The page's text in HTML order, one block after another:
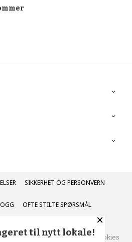
SIKKERHET OG PERSONVERN
OFTE STILTE SPØRSMÅL
slik at du får en bedre
deg bedre service. Vi bruker cookies
×
til nytt lokale!